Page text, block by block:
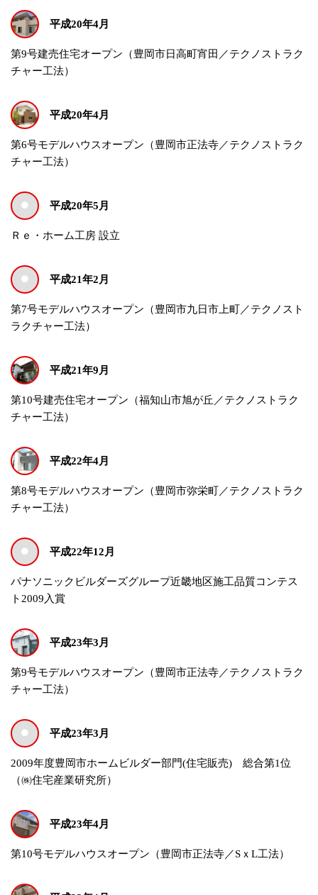
平成20年4月
第9号建売住宅オープン（豊岡市日高町宵田／テクノストラク
チャー工法）
平成20年4月
第6号モデルハウスオープン（豊岡市正法寺／テクノストラク
チャー工法）
平成20年5月
Ｒｅ・ホーム工房 設立
平成21年2月
第7号モデルハウスオープン（豊岡市九日市上町／テクノスト
ラクチャー工法）
平成21年9月
第10号建売住宅オープン（福知山市旭が丘／テクノストラク
チャー工法）
平成22年4月
第8号モデルハウスオープン（豊岡市弥栄町／テクノストラク
チャー工法）
平成22年12月
パナソニックビルダーズグループ近畿地区施工品質コンテス
ト2009入賞
平成23年3月
第9号モデルハウスオープン（豊岡市正法寺／テクノストラク
チャー工法）
平成23年3月
2009年度豊岡市ホームビルダー部門(住宅販売) 総合第1位
（㈱住宅産業研究所）
平成23年4月
第10号モデルハウスオープン（豊岡市正法寺／SｘL工法）